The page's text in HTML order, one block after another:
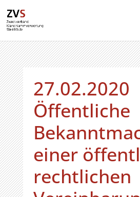
27.02.2020
Öffentliche
einer
rechtlichen